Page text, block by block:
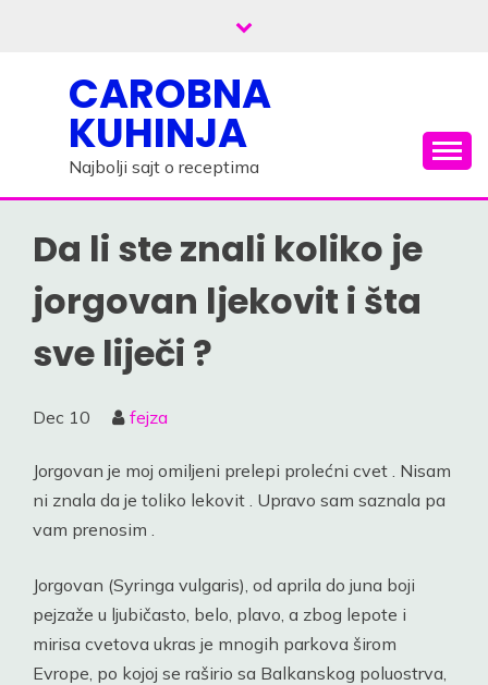
CAROBNA
KUHINJA
Najbolji sajt o receptima
Da li ste znali koliko je
jorgovan ljekovit i šta
sve liječi ?
Dec 10 fejza
Jorgovan je moj omiljeni prelepi prolećni cvet . Nisam
ni znala da je toliko lekovit . Upravo sam saznala pa
vam prenosim .
Jorgovan (Syringa vulgaris), od aprila do juna boji
pejzaže u ljubičasto, belo, plavo, a zbog lepote i
mirisa cvetova ukras je mnogih parkova širom
Evrope, po kojoj se raširio sa Balkanskog poluostrva,